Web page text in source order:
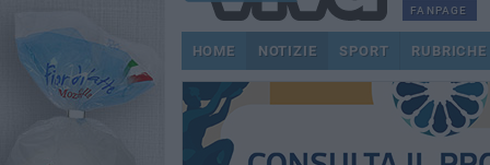
FANPAGE
HOME NOTIZIE SPORT RUBRICHE